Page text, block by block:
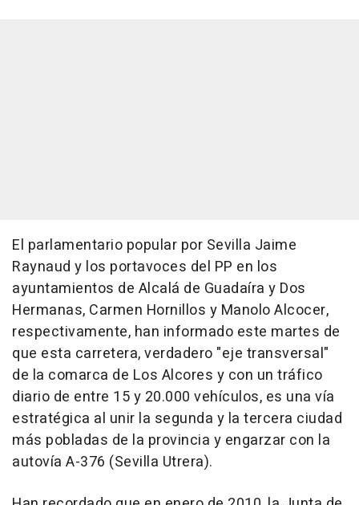
El parlamentario popular por Sevilla Jaime
Raynaud y los portavoces del PP en los
ayuntamientos de Alcalá de Guadaíra y Dos
Hermanas, Carmen Hornillos y Manolo Alcocer,
respectivamente, han informado este martes de
que esta carretera, verdadero "eje transversal"
de la comarca de Los Alcores y con un tráfico
diario de entre 15 y 20.000 vehículos, es una vía
estratégica al unir la segunda y la tercera ciudad
más pobladas de la provincia y engarzar con la
autovía A-376 (Sevilla Utrera).